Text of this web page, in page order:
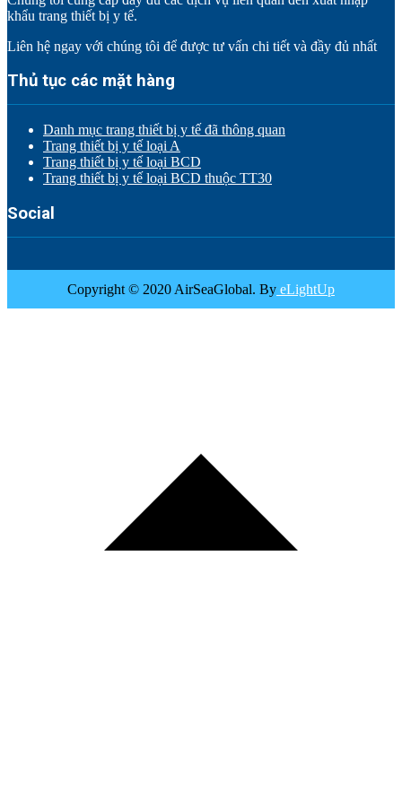
khẩu trang thiết bị y tế.
Liên hệ ngay với chúng tôi để được tư vấn chi tiết và đầy đủ nhất
Thủ tục các mặt hàng
Danh mục trang thiết bị y tế đã thông quan
Trang thiết bị y tế loại A
Trang thiết bị y tế loại BCD
Trang thiết bị y tế loại BCD thuộc TT30
Social
Copyright © 2020 AirSeaGlobal. By eLightUp